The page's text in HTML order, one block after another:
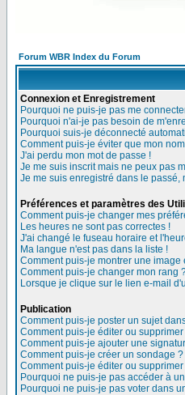
Forum WBR Index du Forum
Connexion et Enregistrement
Pourquoi ne puis-je pas me
Pourquoi n'ai-je pas besoin de
Pourquoi suis-je déconnecté
Comment puis-je éviter que mon
J'ai perdu mon mot de passe !
Je me suis inscrit mais ne peux pas
Je me suis enregistré dans le
Préférences et paramètres des
Comment puis-je changer mes
Les heures ne sont pas correctes !
J'ai changé le fuseau horaire et
Ma langue n'est pas dans la liste !
Comment puis-je montrer une
Comment puis-je changer mon rang
Lorsque je clique sur le lien e-mail
Publication
Comment puis-je poster un sujet
Comment puis-je éditer ou
Comment puis-je ajouter une
Comment puis-je créer un sondage ?
Comment puis-je éditer ou
Pourquoi ne puis-je pas accéder à
Pourquoi ne puis-je pas voter dans